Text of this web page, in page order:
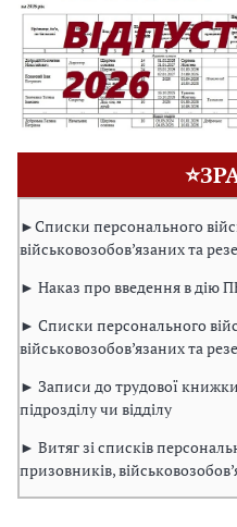
►Списки персонального
військовозобов’язаних та
► Наказ про введення в дію
► Списки персонального
військовозобов’язаних та
► Записи до трудової
підрозділу чи відділу
► Витяг зі списків
призовників,